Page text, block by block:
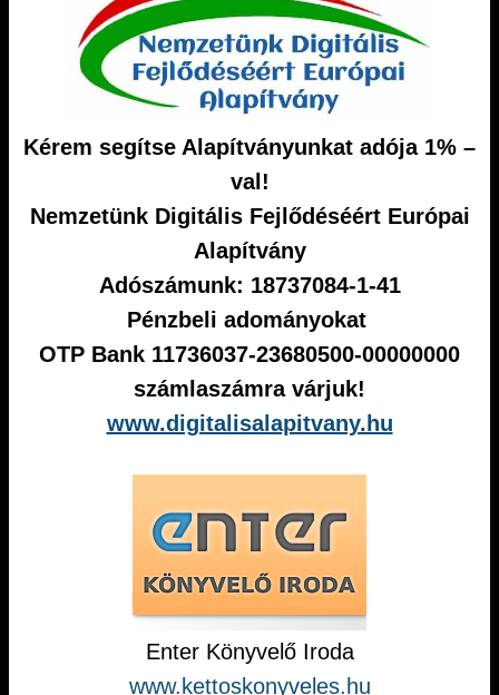
Kérem segítse Alapítványunkat adója 1% –
val!
Nemzetünk Digitális Fejlődéséért Európai
Alapítvány
Adószámunk: 18737084-1-41
Pénzbeli adományokat
OTP Bank 11736037-23680500-00000000
számlaszámra várjuk!
www.digitalisalapitvany.hu
Enter Könyvelő Iroda
www.kettoskonyveles.hu